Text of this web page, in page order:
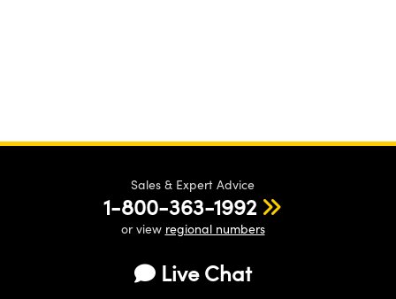
Sales & Expert Advice
1-800-363-1992
or view regional numbers
Live Chat